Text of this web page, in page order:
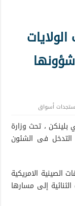
أسواق
بلينكن ، تحث وزارة
التدخل فى الشئون
الصينية الامريكية
إلى مسارها